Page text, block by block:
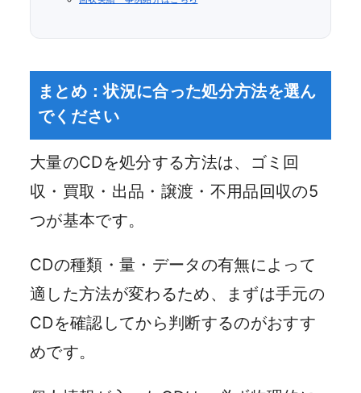
まとめ：状況に合った処分方法を選ん
でください
大量のCDを処分する方法は、ゴミ回
収・買取・出品・譲渡・不用品回収の5
つが基本です。
CDの種類・量・データの有無によって
適した方法が変わるため、まずは手元の
CDを確認してから判断するのがおすす
めです。